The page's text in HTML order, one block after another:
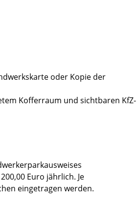
oder Kopie der
Kofferraum und sichtbaren KfZ-
Euro jährlich. Je
eingetragen werden.